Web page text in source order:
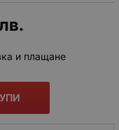
и плащане